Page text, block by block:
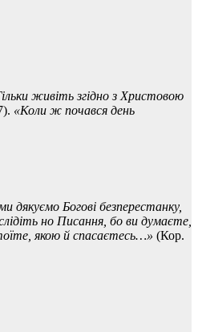
живіть згідно з Христовою
«Коли ж почався день
дякуємо Богові безперестанку,
но Писання, бо ви думаєте,
якою й спасаєтесь…» (Кор.